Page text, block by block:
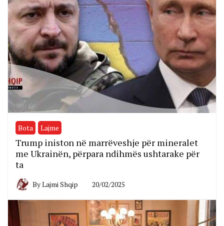
Bota Lajme
Trump iniston në marrëveshje për mineralet
me Ukrainën, përpara ndihmës ushtarake për
ta
ByLajmi Shqip 20/02/2025